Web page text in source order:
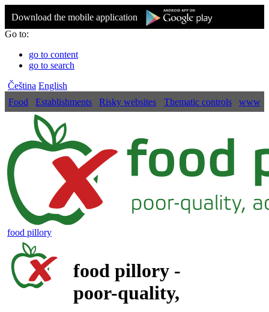
Download the mobile application
Go to:
go to content
go to search
Čeština English
Food
Establishments Risky websites Thematic controls www
food pillory
food pillory -
poor-quality,